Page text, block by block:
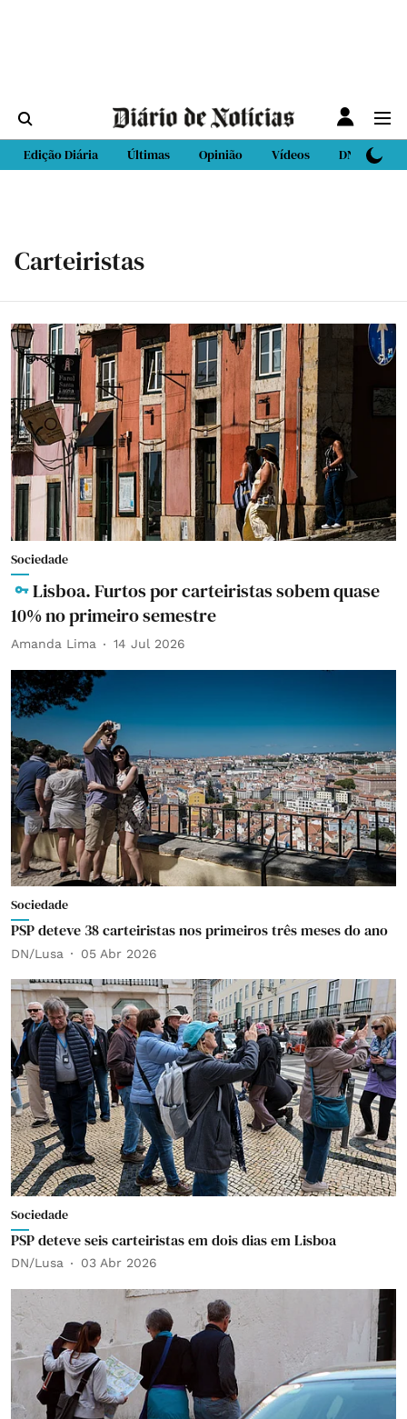
Edição Diária Últimas Opinião Vídeos DN Sport
Carteiristas
Sociedade
Lisboa. Furtos por carteiristas sobem quase
10% no primeiro semestre
Amanda Lima 14 Jul 2026
Sociedade
PSP deteve 38 carteiristas nos primeiros três meses do ano
DN/Lusa 05 Abr 2026
Sociedade
PSP deteve seis carteiristas em dois dias em Lisboa
DN/Lusa 03 Abr 2026